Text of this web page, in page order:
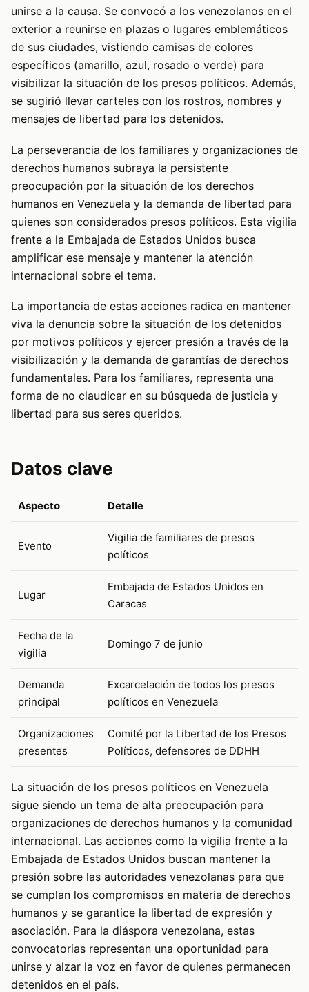
unirse a la causa. Se convocó a los venezolanos en el
exterior a reunirse en plazas o lugares emblemáticos
de sus ciudades, vistiendo camisas de colores
específicos (amarillo, azul, rosado o verde) para
visibilizar la situación de los presos políticos. Además,
se sugirió llevar carteles con los rostros, nombres y
mensajes de libertad para los detenidos.
La perseverancia de los familiares y organizaciones de
derechos humanos subraya la persistente
preocupación por la situación de los derechos
humanos en Venezuela y la demanda de libertad para
quienes son considerados presos políticos. Esta vigilia
frente a la Embajada de Estados Unidos busca
amplificar ese mensaje y mantener la atención
internacional sobre el tema.
La importancia de estas acciones radica en mantener
viva la denuncia sobre la situación de los detenidos
por motivos políticos y ejercer presión a través de la
visibilización y la demanda de garantías de derechos
fundamentales. Para los familiares, representa una
forma de no claudicar en su búsqueda de justicia y
libertad para sus seres queridos.
Datos clave
Aspecto Detalle
Evento
Vigilia de familiares de presos
políticos
Lugar
Embajada de Estados Unidos en
Caracas
Fecha de la
vigilia
Domingo 7 de junio
Demanda
principal
Excarcelación de todos los presos
políticos en Venezuela
Organizaciones
presentes
Comité por la Libertad de los Presos
Políticos, defensores de DDHH
La situación de los presos políticos en Venezuela
sigue siendo un tema de alta preocupación para
organizaciones de derechos humanos y la comunidad
internacional. Las acciones como la vigilia frente a la
Embajada de Estados Unidos buscan mantener la
presión sobre las autoridades venezolanas para que
se cumplan los compromisos en materia de derechos
humanos y se garantice la libertad de expresión y
asociación. Para la diáspora venezolana, estas
convocatorias representan una oportunidad para
unirse y alzar la voz en favor de quienes permanecen
detenidos en el país.